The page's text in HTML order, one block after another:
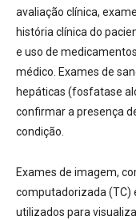
avaliação clínica,
história clínica do
e uso de
médico. Exames de
hepáticas (fosfatase
confirmar a presença
condição.
Exames de imagem,
computadorizada (TC)
utilizados para